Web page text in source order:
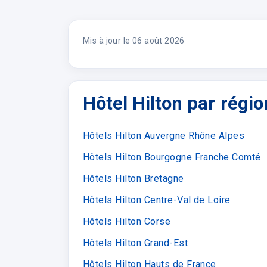
Mis à jour le 06 août 2026
Hôtel Hilton par
Hôtels Hilton Auvergne Rhône Alpes
Hôtels Hilton Bourgogne Franche Comté
Hôtels Hilton Bretagne
Hôtels Hilton Centre-Val de Loire
Hôtels Hilton Corse
Hôtels Hilton Grand-Est
Hôtels Hilton Hauts de France